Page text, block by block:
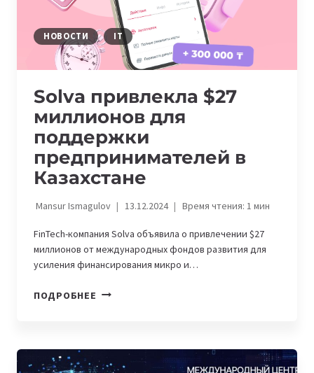
НОВОСТИ IT
Solva привлекла $27
миллионов для
поддержки
предпринимателей в
Казахстане
Mansur Ismagulov 13.12.2024 Время чтения: 1мин
FinTech-компания Solva объявила о привлечении $27
миллионов от международных фондов развития для
усиления финансирования микро и…
ПОДРОБНЕЕ SOLVA